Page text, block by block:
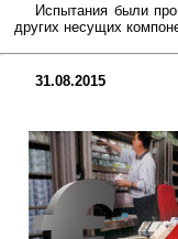
Испытания были
других несущих
31.08.2015